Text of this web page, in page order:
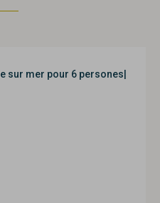
sur mer pour 6 persones|